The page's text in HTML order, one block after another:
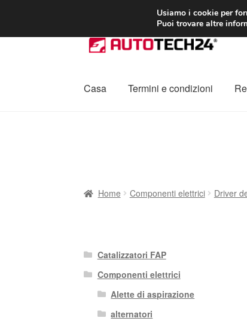
CONSEGNA
Vai
alla
Vai
al
Casa Termini e condizioni
Home Componenti elettrici Driver
Catalizzatori FAP
Componenti elettrici
Alette di aspirazione
alternatori
Usiamo i cookie per
Puoi trovare altre